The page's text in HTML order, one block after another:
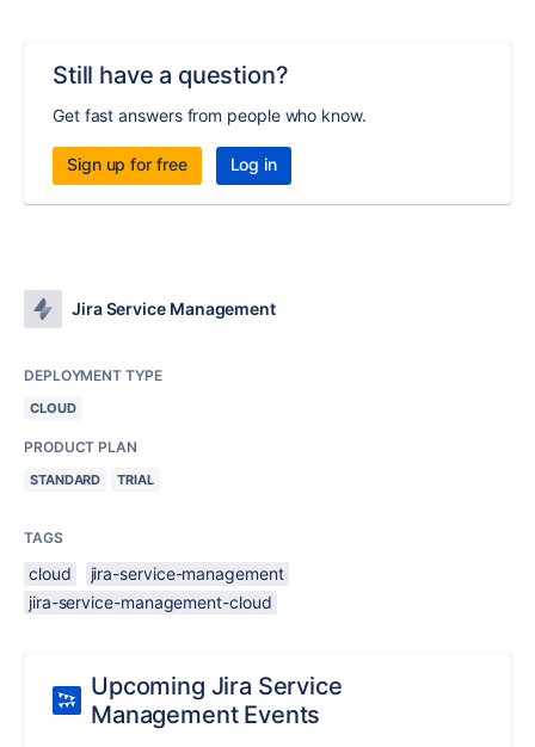
Still have a question?
Get fast answers from people who know.
Sign up for free Log in
Jira Service Management
DEPLOYMENT TYPE
CLOUD
PRODUCT PLAN
STANDARD TRIAL
TAGS
cloud
jira-service-management
jira-service-management-cloud
Upcoming Jira Service
Management Events